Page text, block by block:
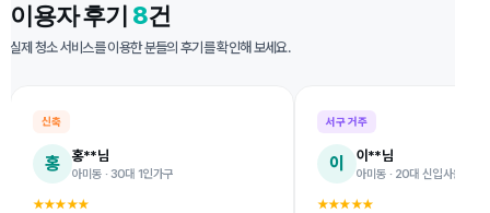
이용자 후기 8건
실제 청소 서비스를 이용한 분들의 후기를 확인해 보세요.
서구 거주
이 이**님
아미동 · 20대 신입사원
★★★★★
서구 거주
안 안**님
서대신동 · 40대 가족
★★★★★